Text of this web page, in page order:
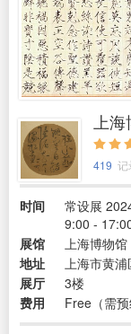
上
419 记
时间
常设展
9:00 -
展馆
上海博物馆
地址
上海市黄
展厅
3楼
费用
Free（需预